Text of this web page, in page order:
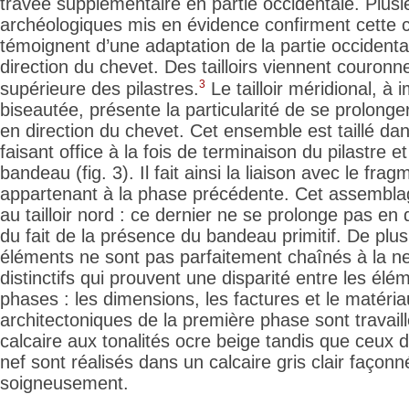
archéologiques mis en évidence confirment cette
témoignent d’une adaptation de la partie
direction du chevet. Des tailloirs viennent
supérieure des pilastres.3 Le tailloir méridional, à
biseautée, présente la particularité de se
en direction du chevet. Cet ensemble est taillé
faisant office à la fois de terminaison du pilastre
bandeau (fig. 3). Il fait ainsi la liaison avec le
appartenant à la phase précédente. Cet
au tailloir nord : ce dernier ne se prolonge pas en
du fait de la présence du bandeau primitif. De
éléments ne sont pas parfaitement chaînés à la
distinctifs qui prouvent une disparité entre les
phases : les dimensions, les factures et le
architectoniques de la première phase sont
calcaire aux tonalités ocre beige tandis que ceux
nef sont réalisés dans un calcaire gris clair
soigneusement.